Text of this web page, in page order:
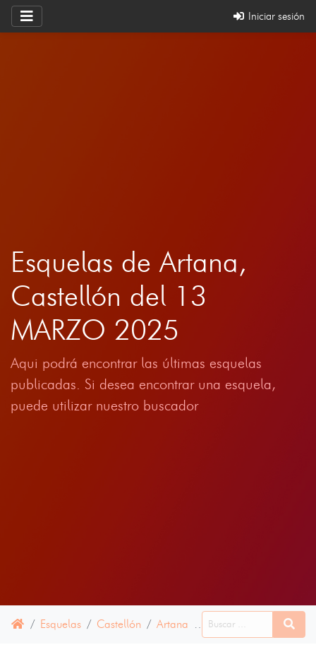
Iniciar sesión
Esquelas de Artana,
Castellón del 13
MARZO 2025
Aqui podrá encontrar las últimas esquelas
publicadas. Si desea encontrar una esquela,
puede utilizar nuestro buscador
Esquelas Castellón Artana 13 MARZO 2025